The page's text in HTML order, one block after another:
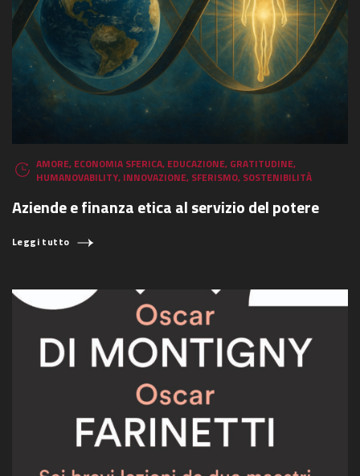
AMORE, ECONOMIA SFERICA, EDUCAZIONE, GRATITUDINE,
HUMANOVABILITY, INNOVAZIONE, SFERISMO, SOSTENIBILITÀ
Aziende e finanza etica al servizio del potere
Leggi tutto